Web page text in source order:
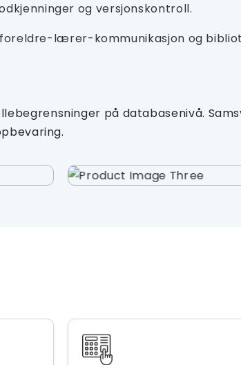
og versjonskontroll.
lærer-kommunikasjon og
på databasenivå.